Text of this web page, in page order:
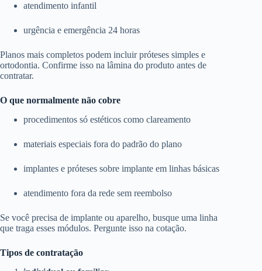
atendimento infantil
urgência e emergência 24 horas
Planos mais completos podem incluir próteses simples e
ortodontia. Confirme isso na lâmina do produto antes de
contratar.
O que normalmente não cobre
procedimentos só estéticos como clareamento
materiais especiais fora do padrão do plano
implantes e próteses sobre implante em linhas básicas
atendimento fora da rede sem reembolso
Se você precisa de implante ou aparelho, busque uma linha
que traga esses módulos. Pergunte isso na cotação.
Tipos de contratação